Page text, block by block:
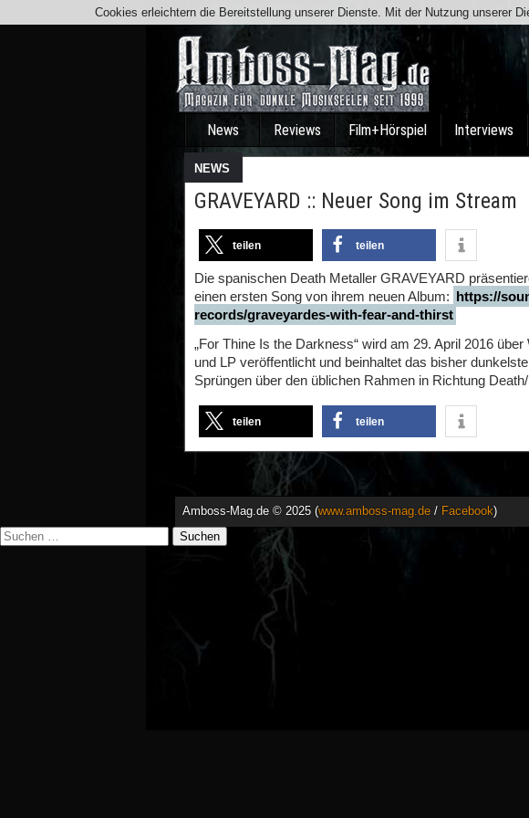
News Reviews Film+Hörspiel Interviews
NEWS
GRAVEYARD :: Neuer Song im Stream
teilen teilen
Die spanischen Death Metaller GRAVEYARD
einen ersten Song von ihrem neuen Album: https://
records/graveyardes-with-fear-and-thirst
„For Thine Is the Darkness“ wird am 29. April 2016
und LP veröffentlicht und beinhaltet das bisher
Sprüngen über den üblichen Rahmen in Richtung
teilen teilen
Amboss-Mag.de © 2025 (www.amboss-mag.de / Facebook)
Cookies erleichtern die Bereitstellung unserer Dienste. Mit der Nutzung unserer